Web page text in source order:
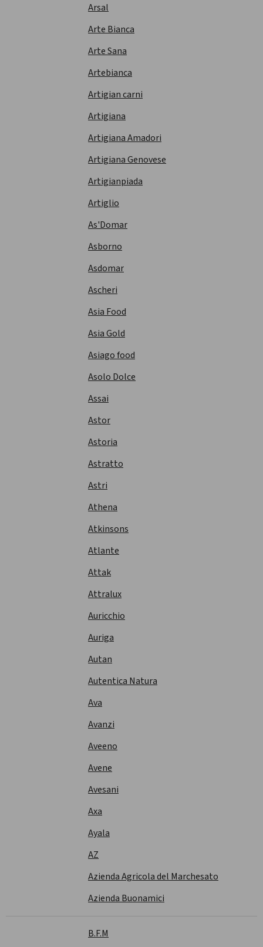
Arsal
Arte Bianca
Arte Sana
Artebianca
Artigian carni
Artigiana
Artigiana Amadori
Artigiana Genovese
Artigianpiada
Artiglio
As'Domar
Asborno
Asdomar
Ascheri
Asia Food
Asia Gold
Asiago food
Asolo Dolce
Assai
Astor
Astoria
Astratto
Astri
Athena
Atkinsons
Atlante
Attak
Attralux
Auricchio
Auriga
Autan
Autentica Natura
Ava
Avanzi
Aveeno
Avene
Avesani
Axa
Ayala
AZ
Azienda Agricola del Marchesato
Azienda Buonamici
B.F.M